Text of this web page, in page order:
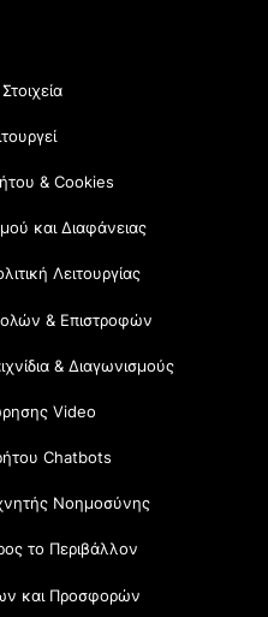
& Cookies
και Διαφάνειας
Λειτουργίας
& Επιστροφών
& Διαγωνισμούς
Video
Chatbots
Νοημοσύνης
το Περιβάλλον
και Προσφορών